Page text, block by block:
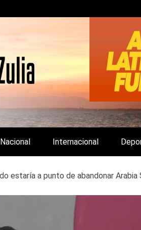
INTERÉS GENERAL.
Nacional Internacional
estaría a punto de abandonar Arabia